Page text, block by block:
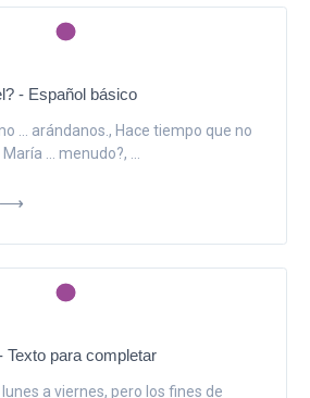
- Español básico
... arándanos., Hace tiempo que no
... menudo?, ...
Texto para completar
a viernes, pero los fines de